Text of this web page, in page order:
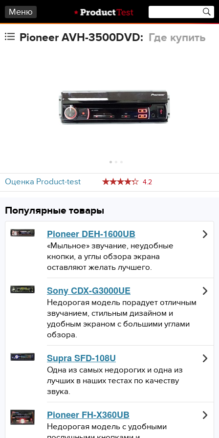
Меню
Pioneer AVH-3500DVD: Где купить
Оценка Product-test 4.2
Популярные товары
Pioneer DEH-1600UB
«Мыльное» звучание, неудобные
кнопки, а углы обзора экрана
оставляют желать лучшего.
Sony CDX-G3000UE
Недорогая модель порадует отличным
звучанием, стильным дизайном и
удобным экраном с большими углами
обзора.
Supra SFD-108U
Одна из самых недорогих и одна из
лучших в наших тестах по качеству
звука.
Pioneer FH-X360UB
Недорогая модель с удобными